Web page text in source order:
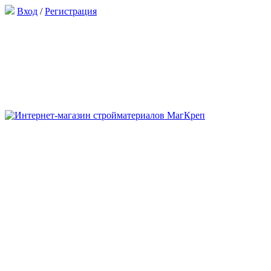
Вход /Регистрация